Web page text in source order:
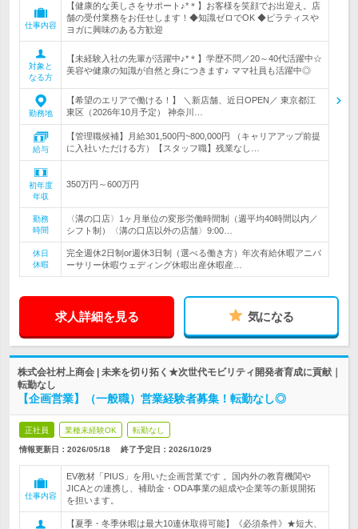
仕事内容
【健康的な美しさをサポート♪*＊】お客様を笑顔でお出迎え。店
舗の受付業務をお任せします！◆知識ゼロでOK ◆ピラティスや
ヨガに興味のある方歓迎
対象と
なる方
【未経験入社の先輩が活躍中♪*＊】学歴不問／20～40代活躍中☆
美容や健康の知識が自然と身につきます♪ ママ社員も活躍中◎
勤務地
【希望のエリアで働ける！】 ＼新店舗、近日OPEN／ 東京都江
東区（2026年10月予定） 神奈川…
給与
【管理職候補】月給301,500円~800,000円 （キャリアアップ前提
に入社いただける方）【スタッフ職】残業なし…
初年度
年収
350万円～600万円
勤務
時間
〈溝の口店〉1ヶ月単位の変形労働時間制（週平均40時間以内／
シフト制）〈溝の口店以外の店舗〉9:00…
休日
休暇
完全週休2日制or週休3日制（選べる働き方）年次有給休暇アニバ
ーサリー休暇ウェディング休暇出産休暇産…
求人詳細を見る 気になる
株式会社村上商会 | 未来を切り拓く★次世代モビリティ開発者育成に貢献｜
転勤なし
【企画営業】（一般職）営業経験者募集！転勤なし◎
正社員 業種未経験OK 転勤なし
情報更新日：2026/05/18 終了予定日： 2026/10/29
仕事内容
EV教材「PIUS」を用いた企画営業です 。国内外の教育機関や
JICAとの連携し、補助金・ODA事業の組成や企業等の新規開拓
を担います。
【夏季・冬季休暇は最大10連休取得可能】《必須条件》★短大、